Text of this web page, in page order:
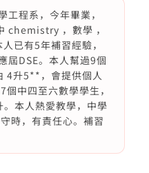
工程系，今年畢業，
chemistry ，數學 ，
已有5年補習經驗，
屆DSE。本人幫過9個
4升5**，會提供個人
中四至六數學學生，
本人熱愛教學，中學
時，有責任心。補習